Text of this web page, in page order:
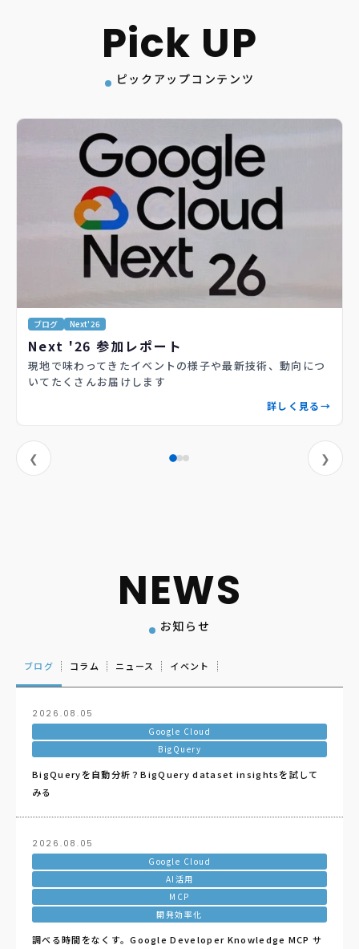
ピックアップコンテンツ
❮
ブログ Next'26
Next '26 参加レポート
現地で味わってきたイベントの様子や最新技術、動向につ
いてたくさんお届けします
詳しく見る
❯
お知らせ
ブログ コラム ニュース イベント
2026.08.05
Google Cloud
BigQuery
BigQueryを自動分析？BigQuery dataset insightsを試して
みる
2026.08.05
Google Cloud
AI活用
MCP
開発効率化
調べる時間をなくす。Google Developer Knowledge MCP サ